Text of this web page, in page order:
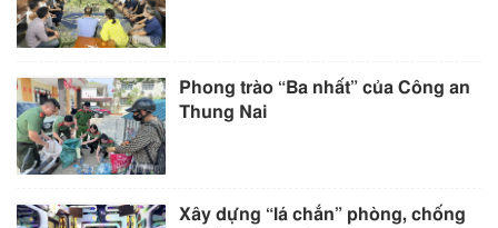
Phong trào “Ba nhất” của Công an
Thung Nai
Xây dựng “lá chắn” phòng, chống